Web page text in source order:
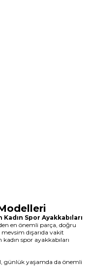
Spor Ayakkabıları
en önemli parça, doğru
dışarıda vakit
spor ayakkabıları
günlük yaşamda da önemli